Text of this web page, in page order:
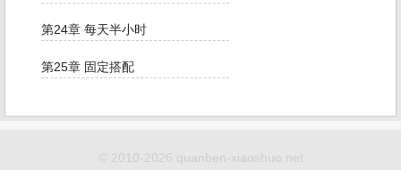
第24章 每天半小时
第25章 固定搭配
© 2010-2026 quanben-xiaoshuo.net